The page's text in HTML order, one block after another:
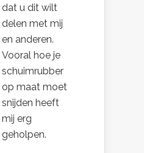
dat u dit wilt
delen met mij
en anderen.
Vooral hoe je
schuimrubber
op maat moet
snijden heeft
mij erg
geholpen.